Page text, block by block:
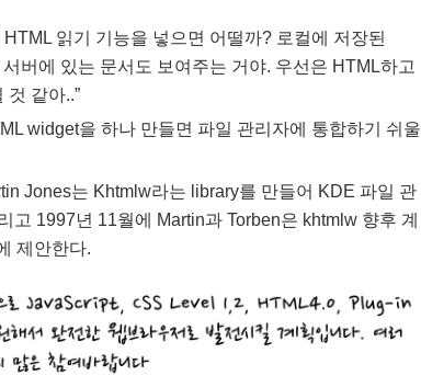
읽기 기능을 넣으면 어떨까? 로컬에 저장된
버에 있는 문서도 보여주는 거야. 우선은 HTML하고
것 같아..”
widget을 하나 만들면 파일 관리자에 통합하기 쉬울
Jones는 Khtmlw라는 library를 만들어 KDE 파일 관
고 1997년 11월에 Martin과 Torben은 khtmlw 향후 계
제안한다.